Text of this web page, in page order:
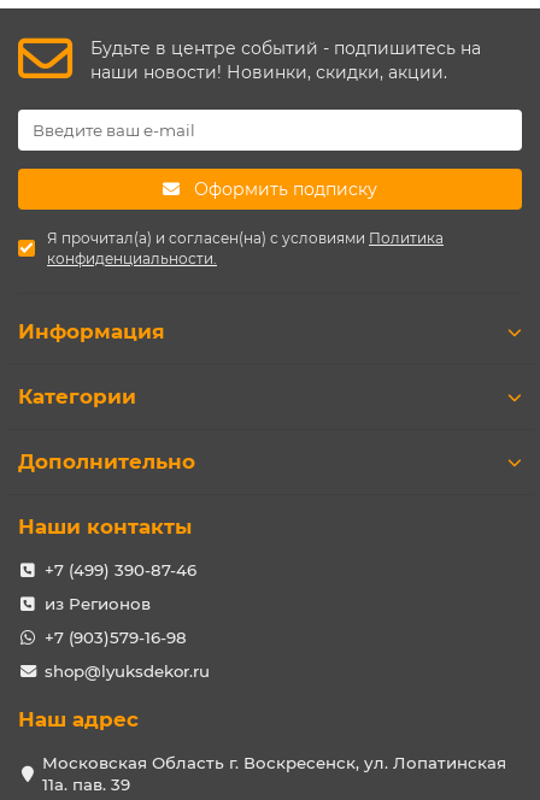
Вашему интерьеру, какой бы стиль для него Вы не
выбрали.
Будьте в центре событий - подпишитесь на
наши новости! Новинки, скидки, акции.
Оформить подписку
Я прочитал(а) и согласен(на) с условиями Политика
конфиденциальности.
Информация
Категории
Дополнительно
Наши контакты
+7 (499) 390-87-46
из Регионов
+7 (903)579-16-98
shop@lyuksdekor.ru
Наш адрес
Московская Область г. Воскресенск, ул. Лопатинская
11а. пав. 39